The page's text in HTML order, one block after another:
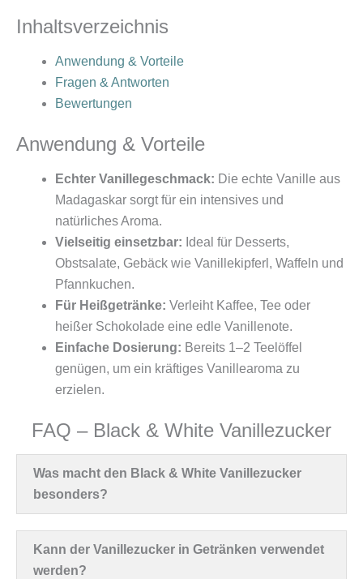
Inhaltsverzeichnis
Anwendung & Vorteile
Fragen & Antworten
Bewertungen
Anwendung & Vorteile
Echter Vanillegeschmack: Die echte Vanille aus
Madagaskar sorgt für ein intensives und
natürliches Aroma.
Vielseitig einsetzbar: Ideal für Desserts,
Obstsalate, Gebäck wie Vanillekipferl, Waffeln und
Pfannkuchen.
Für Heißgetränke: Verleiht Kaffee, Tee oder
heißer Schokolade eine edle Vanillenote.
Einfache Dosierung: Bereits 1–2 Teelöffel
genügen, um ein kräftiges Vanillearoma zu
erzielen.
FAQ – Black & White Vanillezucker
Was macht den Black & White Vanillezucker
besonders?
Kann der Vanillezucker in Getränken verwendet
werden?